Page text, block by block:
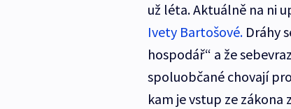
už léta. Aktuálně na ni
Ivety Bartošové.Dráhy
hospodář“ a že
spoluobčané chovají
kam je vstup ze zákona